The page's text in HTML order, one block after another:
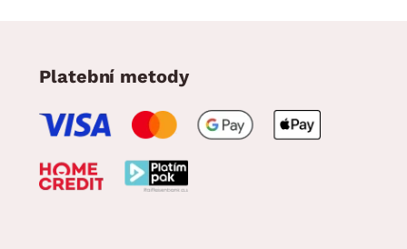
Platební metody